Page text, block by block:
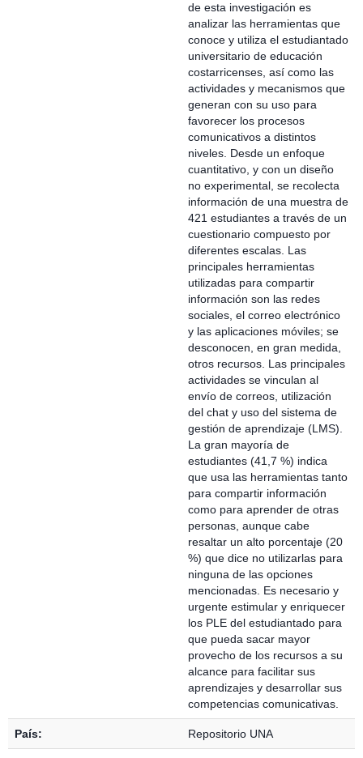
de esta investigación es
analizar las herramientas que
conoce y utiliza el estudiantado
universitario de educación
costarricenses, así como las
actividades y mecanismos que
generan con su uso para
favorecer los procesos
comunicativos a distintos
niveles. Desde un enfoque
cuantitativo, y con un diseño
no experimental, se recolecta
información de una muestra de
421 estudiantes a través de un
cuestionario compuesto por
diferentes escalas. Las
principales herramientas
utilizadas para compartir
información son las redes
sociales, el correo electrónico
y las aplicaciones móviles; se
desconocen, en gran medida,
otros recursos. Las principales
actividades se vinculan al
envío de correos, utilización
del chat y uso del sistema de
gestión de aprendizaje (LMS).
La gran mayoría de
estudiantes (41,7 %) indica
que usa las herramientas tanto
para compartir información
como para aprender de otras
personas, aunque cabe
resaltar un alto porcentaje (20
%) que dice no utilizarlas para
ninguna de las opciones
mencionadas. Es necesario y
urgente estimular y enriquecer
los PLE del estudiantado para
que pueda sacar mayor
provecho de los recursos a su
alcance para facilitar sus
aprendizajes y desarrollar sus
competencias comunicativas.
País: Repositorio UNA